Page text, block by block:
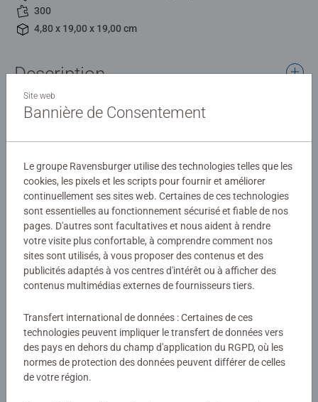
300
4,80 x 19,00 x 19,00 cm
Description
Découvrez de nouveaux puzzles adultes de 300 pièces,
l'activité puzzle. A travers ces nouvelles images
tendances, prenez votre "pause puzzle" et offrez-vous un
petit moment d'évasion et de relaxation.
Les puzzles Ravensburger sont synonymes de plaisir et
de qualité supérieure. Ils sont le fruit d'une expertise de
plusieurs décennies dans la production de puzzles et
d'une grande exigence en matière de matériaux, d'images
et de design.
Détails
Numéro d'article:
12967
EAN:
4005556129676
Avertissements et informations du fabricant
Évaluations (1)
Site web
Bannière de Consentement
Le groupe Ravensburger utilise des technologies telles que les
cookies, les pixels et les scripts pour fournir et améliorer
continuellement ses sites web. Certaines de ces technologies
sont essentielles au fonctionnement sécurisé et fiable de nos
pages. D'autres sont facultatives et nous aident à rendre
votre visite plus confortable, à comprendre comment nos
sites sont utilisés, à vous proposer des contenus et des
publicités adaptés à vos centres d'intérêt ou à afficher des
contenus multimédias externes de fournisseurs tiers.
Transfert international de données : Certaines de ces
technologies peuvent impliquer le transfert de données vers
des pays en dehors du champ d'application du RGPD, où les
normes de protection des données peuvent différer de celles
de votre région.